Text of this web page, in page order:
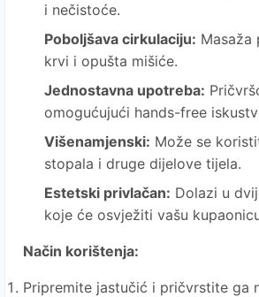
i nečistoće.
Poboljšava cirkulaciju:
krvi i opušta mišiće.
Jednostavna upotreba:
omogućujući hands-free
Višenamjenski: Može se
stopala i druge dijelove tijela.
Estetski privlačan: Dolazi u
koje će osvježiti vašu
Način korištenja:
Pripremite jastučić i pričvrstite ga